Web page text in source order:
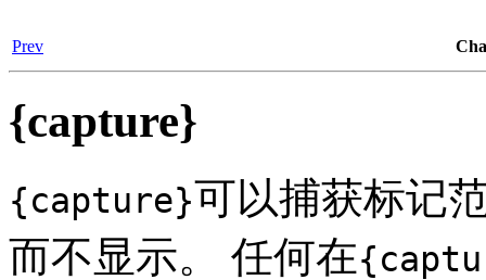
Prev
{capture}
{capture}可以捕获标记
而不显示。 任何在